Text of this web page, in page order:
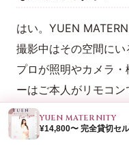
はい。YUEN
撮影中はその空間にい
プロが照明やカメラ
ーはご本人がリモコ
が横にいません。人
ずかしがり屋のご主
YUEN MATERNITY
¥14,800〜 完全貸切セ